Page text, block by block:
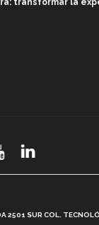
2501 SUR COL.